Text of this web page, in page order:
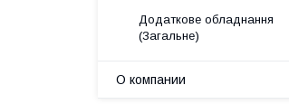
Додаткове обладнання
(Загальне)
О компании